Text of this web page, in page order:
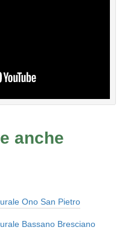
anche
Ono San Pietro
Bassano Bresciano